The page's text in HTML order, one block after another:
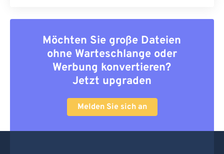
Möchten Sie große Dateien
ohne Warteschlange oder
Werbung konvertieren?
Jetzt upgraden
Melden Sie sich an